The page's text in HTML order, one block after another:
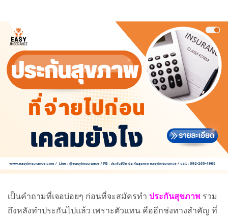
เป็นคำถามที่เจอบ่อยๆ ก่อนที่จะสมัครทำ ประกันสุขภาพ รวม
ถึงหลังทำประกันไปแล้ว เพราะตัวแทน คืออีกช่งทางสำคัญ ที่